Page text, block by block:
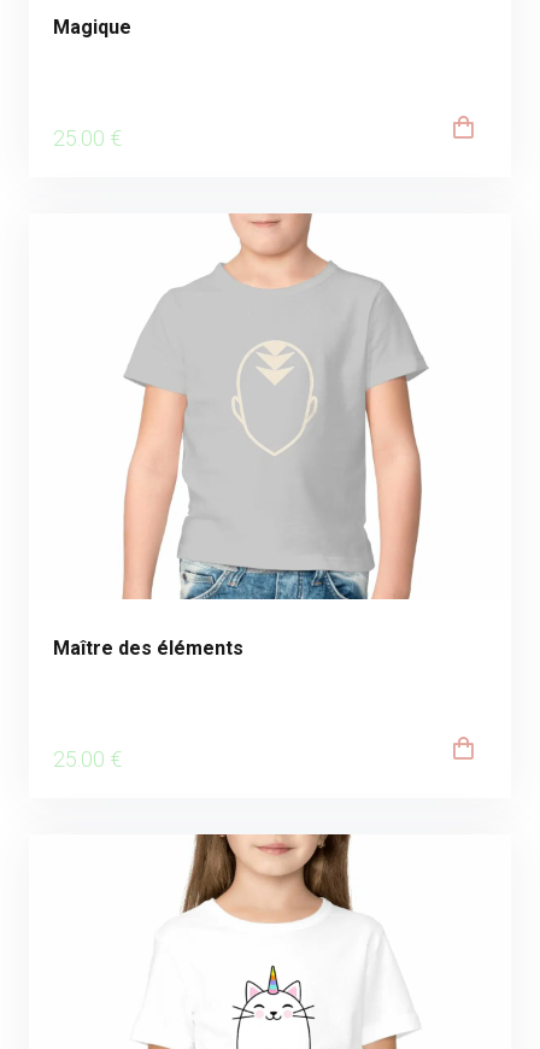
Magique
25 .00 €
Maître des éléments
25 .00 €